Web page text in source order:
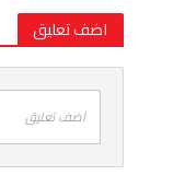
اضف تعليق
اضف تعليق